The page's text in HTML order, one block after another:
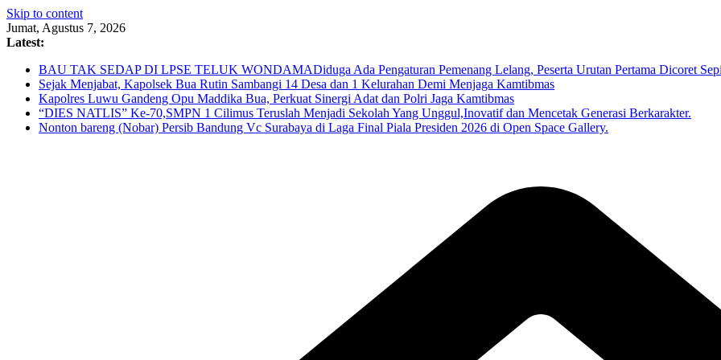
Skip to content
Jumat, Agustus 7, 2026
Latest:
BAU TAK SEDAP DI LPSE TELUK WONDAMADiduga Ada Pengaturan Pemenang Lelang, Peserta Urutan Pertama Dicoret
Sejak Menjabat, Kapolsek Bua Rutin Sambangi 14 Desa dan 1 Kelurahan Demi Menjaga Kamtibmas
Kapolres Luwu Gandeng Opu Maddika Bua, Perkuat Sinergi Adat dan Polri Jaga Kamtibmas
“DIES NATLIS” Ke-70,SMPN 1 Cilimus Teruslah Menjadi Sekolah Yang Unggul,Inovatif dan Mencetak Generasi Berkarakter.
Nonton bareng (Nobar) Persib Bandung Vc Surabaya di Laga Final Piala Presiden 2026 di Open Space Gallery.